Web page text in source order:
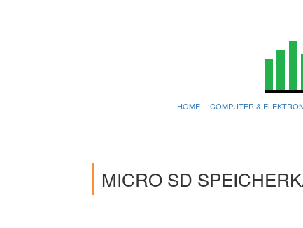
HOME COMPUTER &
MICRO SD